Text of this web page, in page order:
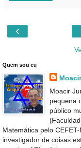
‹
Quem sou eu
Moacir
pequena
público
Matemática pelo
investigador de coisas